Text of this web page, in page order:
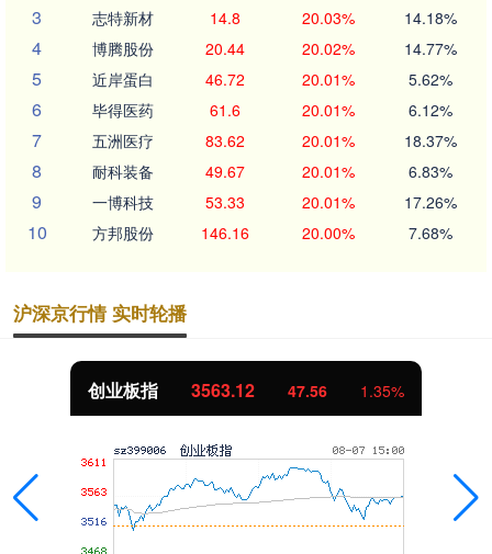
3 志特新材 14.8 20.03% 14.18%
4 博腾股份 20.44 20.02% 14.77%
5 近岸蛋白 46.72 20.01% 5.62%
6 毕得医药 61.6 20.01% 6.12%
7 五洲医疗 83.62 20.01% 18.37%
8 耐科装备 49.67 20.01% 6.83%
9 一博科技 53.33 20.01% 17.26%
10 方邦股份 146.16 20.00% 7.68%
沪深京行情 实时轮播
创业板指 3563.12 47.56 1.35%